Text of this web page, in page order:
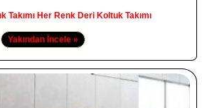
Takımı Her Renk Deri Koltuk Takımı
Yakından İncele »